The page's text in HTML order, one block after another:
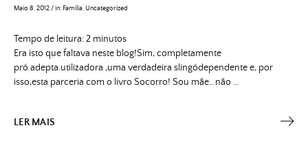
Maio 8, 2012/in: Família Uncategorized
Tempo de leitura:2 minutos
Era isto que faltava neste blog!Sim, completamente
pró.adepta.utilizadora ,uma verdadeira slingódependente e, por
isso,esta parceria com o livro Socorro! Sou mãe…não …
LER MAIS